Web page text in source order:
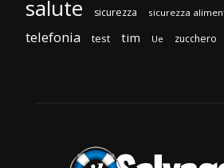
salute sicurezza sicurezza
telefonia test tim Ue zucchero